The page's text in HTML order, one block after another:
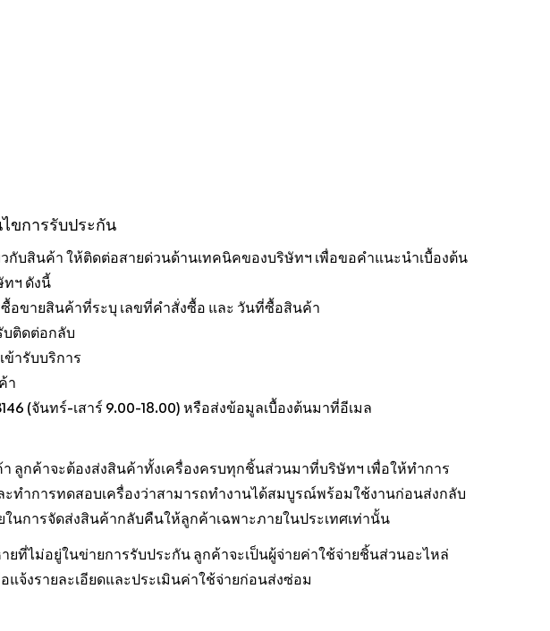
ขการรับประกัน
กับสินค้า ให้ติดต่อสายด่วนด้านเทคนิคของบริษัทฯ เพื่อขอคำแนะนำเบื้องต้น
ทฯ ดังนี้
อขายสินค้าที่ระบุ เลขที่คำสั่งซื้อ และ วันที่ซื้อสินค้า
ติดต่อกลับ
ข้ารับบริการ
า
(จันทร์-เสาร์ 9.00-18.00) หรือส่งข้อมูลเบื้องต้นมาที่อีเมล
ลูกค้าจะต้องส่งสินค้าทั้งเครื่องครบทุกชิ้นส่วนมาที่บริษัทฯ เพื่อให้ทำการ
ำการทดสอบเครื่องว่าสามารถทำงานได้สมบูรณ์พร้อมใช้งานก่อนส่งกลับ
นการจัดส่งสินค้ากลับคืนให้ลูกค้าเฉพาะภายในประเทศเท่านั้น
ที่ไม่อยู่ในข่ายการรับประกัน ลูกค้าจะเป็นผู้จ่ายค่าใช้จ่ายชิ้นส่วนอะไหล่
จ้งรายละเอียดและประเมินค่าใช้จ่ายก่อนส่งซ่อม